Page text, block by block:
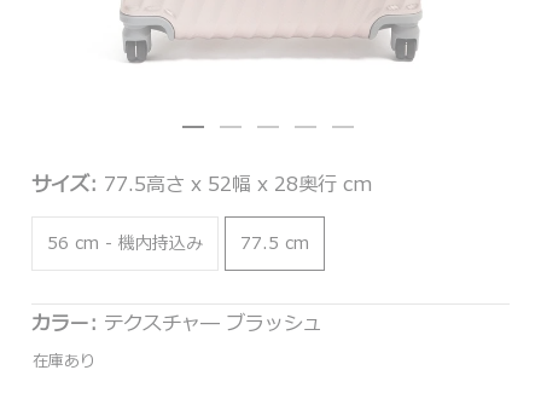
サイズ: 77.5高さ x 52幅 x 28奥行 cm
56 cm - 機内持込み 77.5 cm
カラー: テクスチャ― ブラッシュ
在庫あり